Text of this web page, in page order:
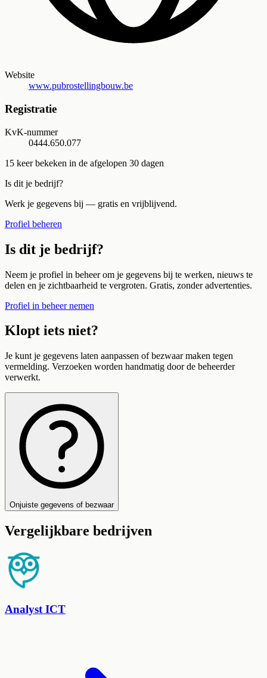
Website
www.pubrostellingbouw.be
Registratie
KvK-nummer
0444.650.077
15 keer bekeken in de afgelopen 30 dagen
Is dit je bedrijf?
Werk je gegevens bij — gratis en vrijblijvend.
Profiel beheren
Is dit je bedrijf?
Neem je profiel in beheer om je gegevens bij te werken, nieuws te
delen en je zichtbaarheid te vergroten. Gratis, zonder advertenties.
Profiel in beheer nemen
Klopt iets niet?
Je kunt je gegevens laten aanpassen of bezwaar maken tegen
vermelding. Verzoeken worden handmatig door de beheerder
verwerkt.
Onjuiste gegevens of bezwaar
Vergelijkbare bedrijven
Analyst ICT